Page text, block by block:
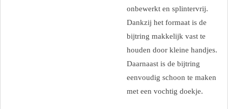
onbewerkt en splintervrij.
Dankzij het formaat is de
bijtring makkelijk vast te
houden door kleine handjes.
Daarnaast is de bijtring
eenvoudig schoon te maken
met een vochtig doekje.